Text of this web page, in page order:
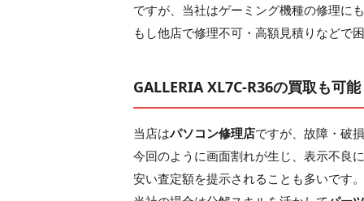
ですが、当社はゲーミング機種の修理に
もし他店で修理不可・高額見積りなどで
GALLERIA XL7C-R36の買取も可能
当店はパソコン修理店ですが、故障・破
今回のように画面割れが生じ、表示不良
安い査定額を提示されることも多いです。